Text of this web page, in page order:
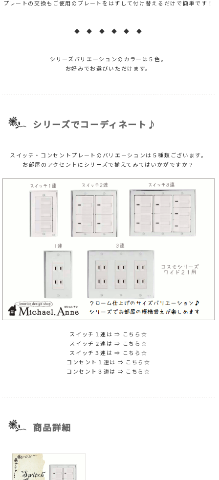
プレートの交換もご使用のプレートをはずして付け替えるだけで簡単です！
◆ ◆ ◆ ◆ ◆ ◆
シリーズバリエーションのカラーは５色。
お好みでお選びいただけます。
シリーズでコーディネート♪
スイッチ・コンセントプレートのバリエーションは５種類ございます。
お部屋のアクセントにシリーズで揃えてみてはいかがですか？
スイッチ１連は ⇒ こちら☆
スイッチ２連は ⇒ こちら☆
スイッチ３連は ⇒ こちら☆
コンセント１連は ⇒ こちら☆
コンセント３連は ⇒ こちら☆
商品詳細